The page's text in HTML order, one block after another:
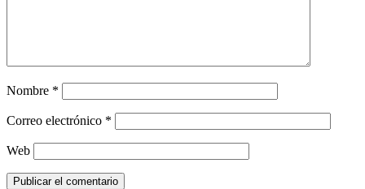
Nombre *
Correo electrónico *
Web